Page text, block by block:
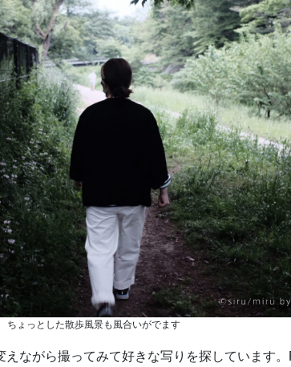
ちょっとした散歩風景も風合いがでます
ながら撮ってみて好きな写りを探しています